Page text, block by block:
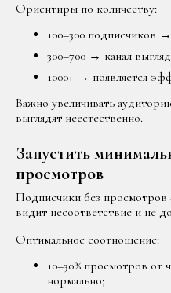
Ориентиры по количеству:
100–300 подписчиков
300–700 → канал
1000+ → появляется
Важно увеличивать
выглядят неестественно.
Запустить
просмотров
Подписчики без просмотров
видит несоответствие и не
Оптимальное соотношение:
10–30% просмотров
нормально;